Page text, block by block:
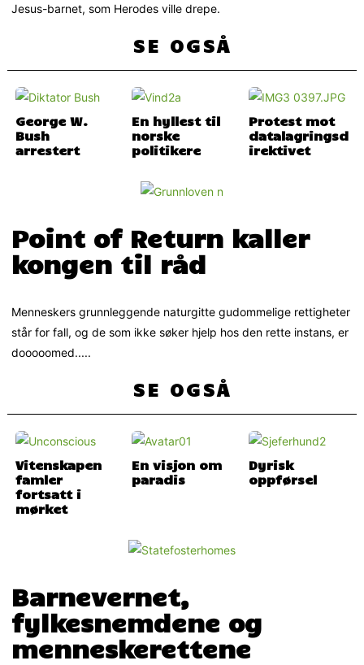
Jesus-barnet, som Herodes ville drepe.
SE OGSÅ
George W.
Bush
arrestert
En hyllest til
norske
politikere
Protest mot
datalagringsd
irektivet
Point of Return kaller
kongen til råd
Menneskers grunnleggende naturgitte gudommelige rettigheter
står for fall, og de som ikke søker hjelp hos den rette instans, er
dooooomed.....
SE OGSÅ
Vitenskapen
famler
fortsatt i
mørket
En visjon om
paradis
Dyrisk
oppførsel
Barnevernet,
fylkesnemdene og
menneskerettene